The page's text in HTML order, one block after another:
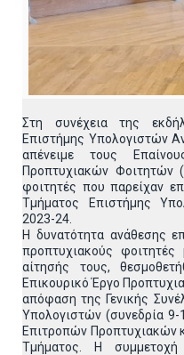
Στη συνέχεια της
Επιστήμης Υπολογιστών
απένειμε τους
Προπτυχιακών Φοιτητών
φοιτητές που παρείχαν
Τμήματος Επιστήμης
2023-24.
Η δυνατότητα ανάθεσης
προπτυχιακούς
αίτησής τους,
Επικουρικό Έργο
απόφαση της Γενικής
Υπολογιστών (συνεδρία
Επιτροπών Προπτυχιακών
Τμήματος. Η